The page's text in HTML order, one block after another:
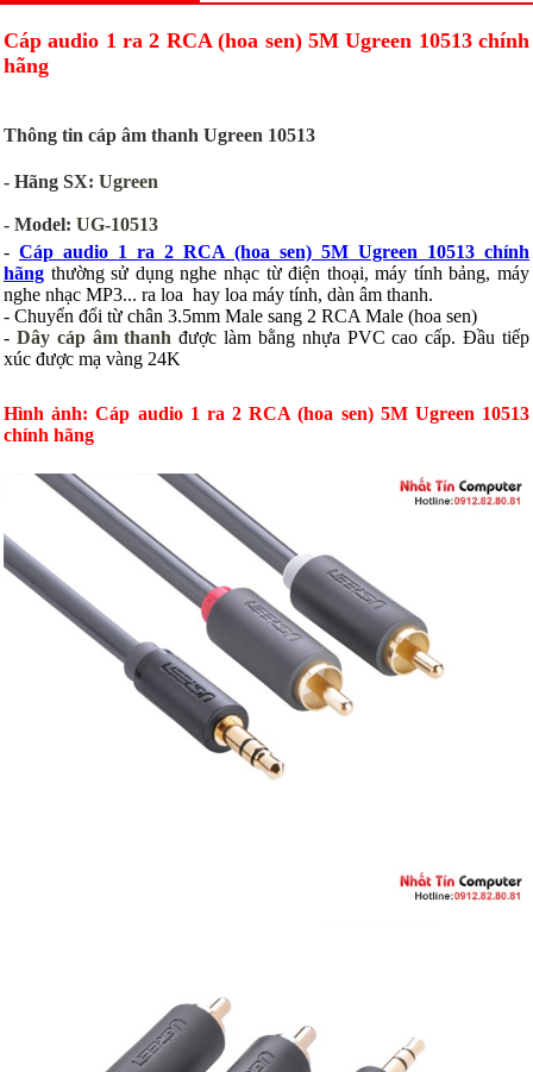
Cáp audio 1 ra 2 RCA (hoa sen) 5M Ugreen 10513 chính
hãng
Thông tin cáp âm thanh Ugreen 10513
- Hãng SX: Ugreen
- Model: UG-10513
- Cáp audio 1 ra 2 RCA (hoa sen) 5M Ugreen 10513 chính
hãng thường sử dụng nghe nhạc từ điện thoại, máy tính bảng, máy
nghe nhạc MP3... ra loa hay loa máy tính, dàn âm thanh.
- Chuyển đổi từ chân 3.5mm Male sang 2 RCA Male (hoa sen)
- Dây cáp âm thanh được làm bằng nhựa PVC cao cấp. Đầu tiếp
xúc được mạ vàng 24K
Hình ảnh:Cáp audio 1 ra 2 RCA (hoa sen) 5M Ugreen 10513
chính hãng